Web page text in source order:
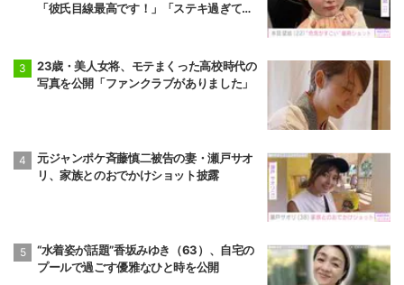
「彼氏目線最高です！」「ステキ過ぎて罪
23歳・美人女将、モテまくった高校時代の
写真を公開「ファンクラブがありました」
元ジャンポケ斉藤慎二被告の妻・瀬戸サオ
リ、家族とのおでかけショット披露
“水着姿が話題”香坂みゆき（63）、自宅の
プールで過ごす優雅なひと時を公開